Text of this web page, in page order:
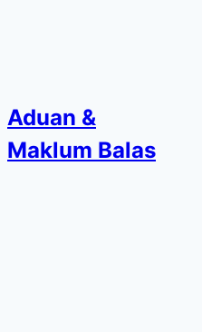
Aduan &
Maklum Balas